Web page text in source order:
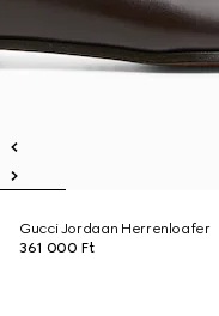
Gucci Jordaan Herrenloafer
361 000 Ft